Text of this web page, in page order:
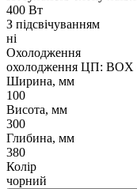
400 Вт
З підсвічуванням
ні
Охолодження
охолодження ЦП: BOX
Ширина, мм
100
Висота, мм
300
Глибина, мм
380
Колір
чорний